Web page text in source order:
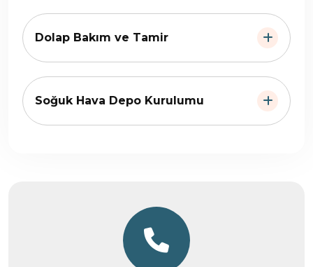
Dolap Bakım ve Tamir
Soğuk Hava Depo Kurulumu